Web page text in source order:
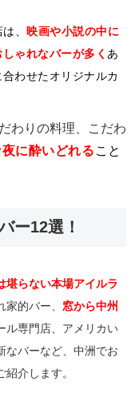
、 映画や小説の中に
ゃれなバーが多く あ
わせたオリジナルカ
わりの料理、こだわ
に酔いどれる こと
ー12選！
堪らない本場アイルラ
家的バー、 窓から中州
ル専門店、アメリカい
なバーなど、中洲でお
紹介します。